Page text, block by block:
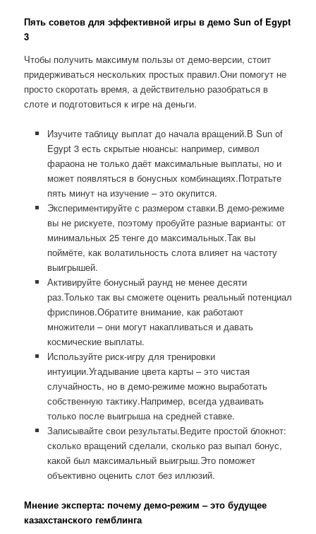
Пять советов для эффективной игры в демо Sun of Egypt
3
Чтобы получить максимум пользы от демо-версии, стоит
придерживаться нескольких простых правил.Они помогут не
просто скоротать время, а действительно разобраться в
слоте и подготовиться к игре на деньги.
Изучите таблицу выплат до начала вращений.В Sun of
Egypt 3 есть скрытые нюансы: например, символ
фараона не только даёт максимальные выплаты, но и
может появляться в бонусных комбинациях.Потратьте
пять минут на изучение – это окупится.
Экспериментируйте с размером ставки.В демо-режиме
вы не рискуете, поэтому пробуйте разные варианты: от
минимальных 25 тенге до максимальных.Так вы
поймёте, как волатильность слота влияет на частоту
выигрышей.
Активируйте бонусный раунд не менее десяти
раз.Только так вы сможете оценить реальный потенциал
фриспинов.Обратите внимание, как работают
множители – они могут накапливаться и давать
космические выплаты.
Используйте риск-игру для тренировки
интуиции.Угадывание цвета карты – это чистая
случайность, но в демо-режиме можно выработать
собственную тактику.Например, всегда удваивать
только после выигрыша на средней ставке.
Записывайте свои результаты.Ведите простой блокнот:
сколько вращений сделали, сколько раз выпал бонус,
какой был максимальный выигрыш.Это поможет
объективно оценить слот без иллюзий.
Мнение эксперта: почему демо-режим – это будущее
казахстанского гемблинга